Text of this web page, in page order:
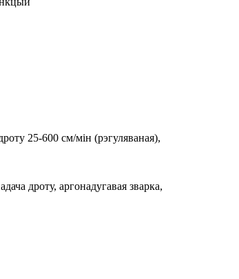
25-600 см/мін (рэгуляваная),
дроту, аргонадугавая зварка,